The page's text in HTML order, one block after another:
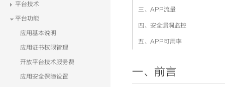
平台技术
平台功能
应用基本说明
应用证书权限管理
开放平台技术服务费
应用安全保障设置
三、APP流量
四、安全漏洞监控
五、APP可用率
一、前言